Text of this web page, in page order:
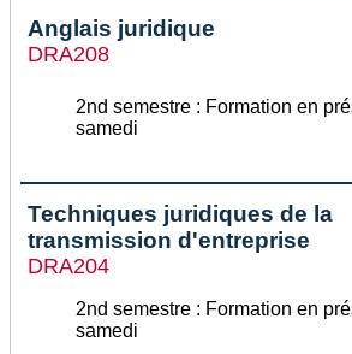
Anglais juridique
DRA208
2nd semestre : Formation en
samedi
Techniques juridiques de la
transmission d'entreprise
DRA204
2nd semestre : Formation en
samedi